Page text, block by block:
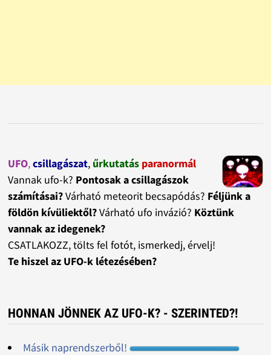
UFO,csillagászat, űrkutatás paranormál
Vannak ufo-k? Pontosak a csillagászok
számításai?Várható meteorit becsapódás? Féljünk a
földön kívüliektől?Várható ufo invázió? Köztünk
vannak az idegenek?
CSATLAKOZZ, tölts fel fotót, ismerkedj, érvelj!
Te hiszel az UFO-k létezésében?
HONNAN JÖNNEK AZ UFO-K? - SZERINTED?!
Másik naprendszerből!